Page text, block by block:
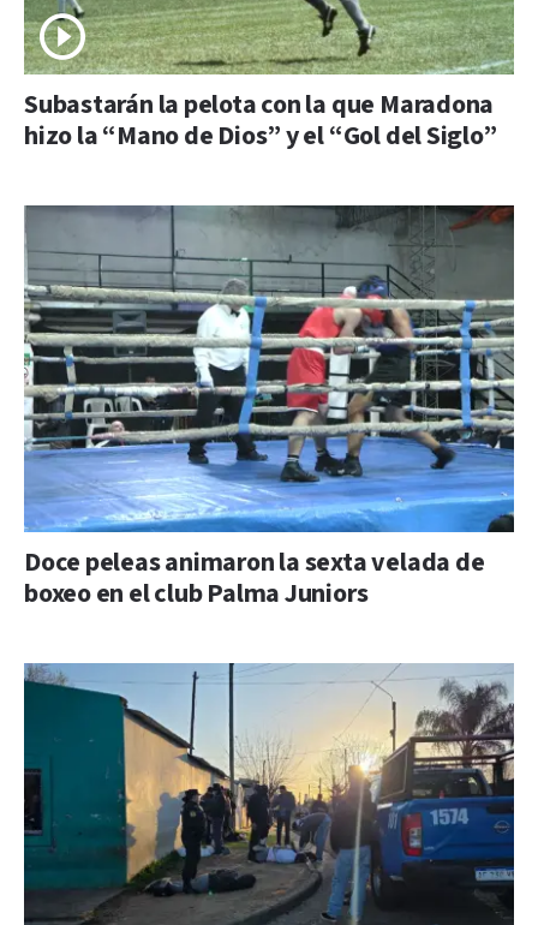
Subastarán la pelota con la que Maradona
hizo la “Mano de Dios” y el “Gol del Siglo”
Doce peleas animaron la sexta velada de
boxeo en el club Palma Juniors